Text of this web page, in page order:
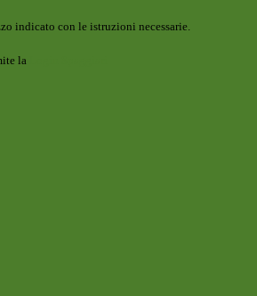
indicato con le istruzioni necessarie.
la